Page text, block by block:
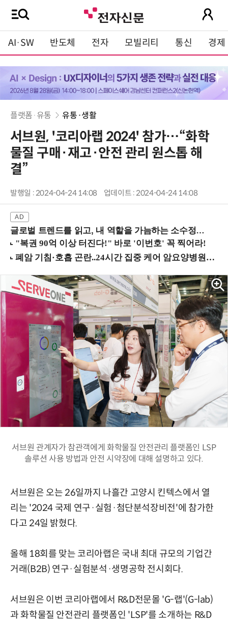
AI·SW 반도체 전자 모빌리티 통신 경제
플랫폼·유통 유통·생활
서브원, '코리아랩 2024' 참가…“화학
물질 구매·재고·안전 관리 원스톱 해
결”
발행일 : 2024-04-24 14:08 업데이트 : 2024-04-24 14:08
글로벌 트렌드를 읽고, 내 역할을 가늠하는 소수정예 실습 워크숍 (8/28 신논현역)
서브원 관계자가 참관객에게 화학물질 안전관리 플랫폼인 LSP
솔루션 사용 방법과 안전 시약장에 대해 설명하고 있다.
서브원은 오는 26일까지 나흘간 고양시 킨텍스에서 열
리는 '2024 국제 연구·실험·첨단분석장비전'에 참가한
다고 24일 밝혔다.
올해 18회를 맞는 코리아랩은 국내 최대 규모의 기업간
거래(B2B) 연구·실험분석·생명공학 전시회다.
서브원은 이번 코리아랩에서 R&D전문몰 'G-랩'(G-lab)
과 화학물질 안전관리 플랫폼인 'LSP'를 소개하는 R&D